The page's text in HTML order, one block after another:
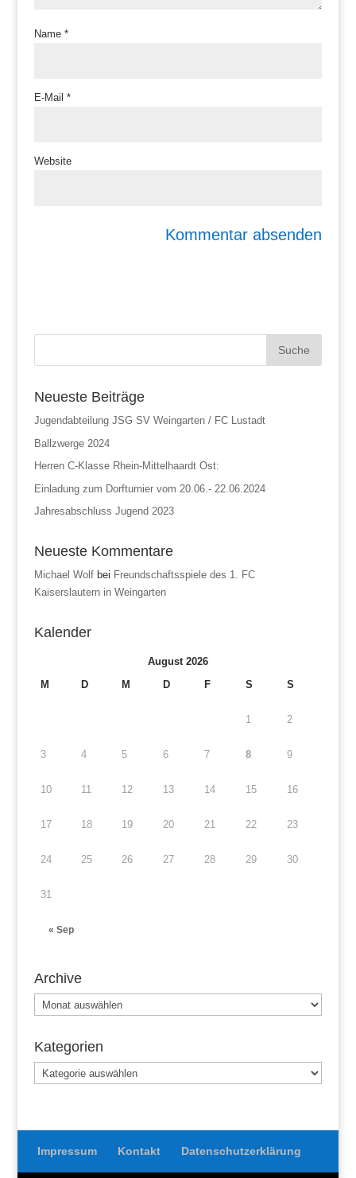
Name *
E-Mail *
Website
Neueste Beiträge
Jugendabteilung JSG SV Weingarten / FC Lustadt
Ballzwerge 2024
Herren C-Klasse Rhein-Mittelhaardt Ost:
Einladung zum Dorfturnier vom 20.06.- 22.06.2024
Jahresabschluss Jugend 2023
Neueste Kommentare
Michael Wolfbei Freundschaftsspiele des 1. FC
Kaiserslautern in Weingarten
Kalender
August 2026
M
D M D F S S
« Sep
1 2
3 4 5 6 7 8 9
10 11 12 13 14 15 16
17 18 19 20 21 22 23
24 25 26 27 28 29 30
31
Archive
Archive
Kategorien
Kategorien
Impressum Kontakt Datenschutzerklärung